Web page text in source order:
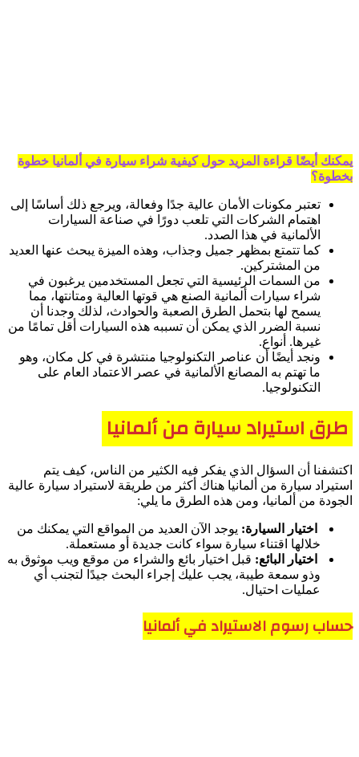
يمكنك أيضًا قراءة المزيد حول كيفية شراء سيارة في ألمانيا خطوة
بخطوة؟
تعتبر مكونات الأمان عالية جدًا وفعالة، ويرجع ذلك أساسًا إلى
اهتمام الشركات التي تلعب دورًا في صناعة السيارات
الألمانية في هذا الصدد.
كما تتمتع بمظهر جميل وجذاب، وهذه الميزة يبحث عنها العديد
من المشتركين.
من السمات الرئيسية التي تجعل المستخدمين يرغبون في
شراء سيارات ألمانية الصنع هي قوتها العالية ومتانتها، مما
يسمح لها بتحمل الطرق الصعبة والحوادث، لذلك وجدنا أن
نسبة الضرر الذي يمكن أن تسببه هذه السيارات أقل تمامًا من
غيرها. أنواع.
ونجد أيضًا أن عناصر التكنولوجيا منتشرة في كل مكان، وهو
ما تهتم به المصانع الألمانية في عصر الاعتماد العام على
التكنولوجيا.
طرق استيراد سيارة من ألمانيا
اكتشفنا أن السؤال الذي يفكر فيه الكثير من الناس، كيف يتم
استيراد سيارة من ألمانيا هناك أكثر من طريقة لاستيراد سيارة عالية
الجودة من ألمانيا، ومن هذه الطرق ما يلي:
اختيار السيارة: يوجد الآن العديد من المواقع التي يمكنك من
خلالها اقتناء سيارة سواء كانت جديدة أو مستعملة.
اختيار البائع: قبل اختيار بائع والشراء من موقع ويب موثوق به
وذو سمعة طيبة، يجب عليك إجراء البحث جيدًا لتجنب أي
عمليات احتيال.
حساب رسوم الاستيراد في ألمانيا